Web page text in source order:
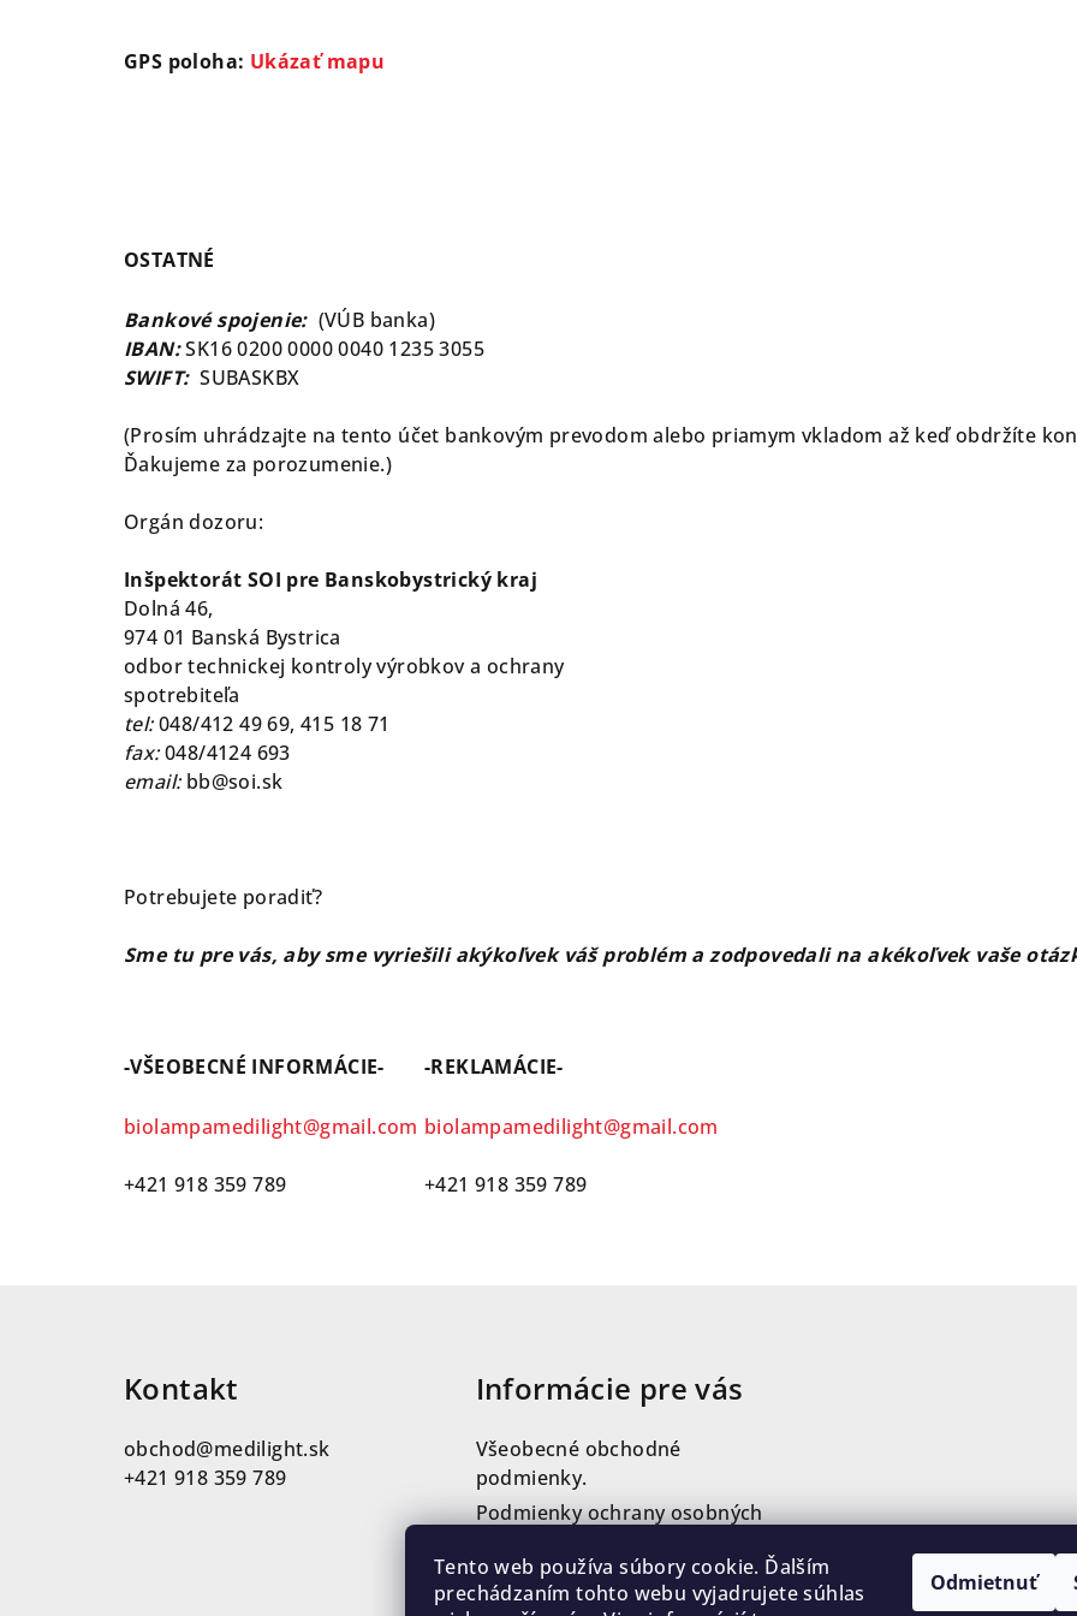
Tento web používa súbory cookie. Ďalším
prechádzaním tohto webu vyjadrujete súhlas
Odmietnuť
GPS poloha: Ukázať mapu
OSTATNÉ
Bankové spojenie: (VÚB banka)
IBAN:SK16 0200 0000 0040 1235 3055
SWIFT:SUBASKBX
(Prosím uhrádzajte na tento účet bankovým prevodom alebo priamym vkladom až keď obdržíte
Ďakujeme za porozumenie.)
Orgán dozoru:
Inšpektorát SOI pre Banskobystrický kraj
Dolná 46,
974 01 Banská Bystrica
odbor technickej kontroly výrobkov a ochrany
spotrebiteľa
tel:048/412 49 69, 415 18 71
fax:048/4124 693
email:bb@soi.sk
Potrebujete poradiť?
Sme tu pre vás, aby sme vyriešili akýkoľvek váš problém a zodpovedali na akékoľvek vaše
-VŠEOBECNÉ INFORMÁCIE-
biolampamedilight@gmail.com
+421 918 359 789
-REKLAMÁCIE-
biolampamedilight@gmail.com
+421 918 359 789
Kontakt
obchod@medilight.sk
+421 918 359 789
Informácie pre vás
Všeobecné obchodné
podmienky.
Podmienky ochrany osobných
Kontakty